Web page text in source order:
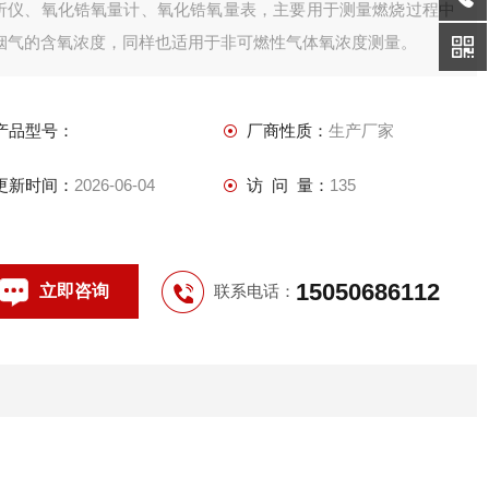
仪、氧化锆氧量计、氧化锆氧量表，主要用于测量燃烧过程中
气的含氧浓度，同样也适用于非可燃性气体氧浓度测量。
品型号： 厂商性质： 生产厂家
新时间： 2026-06-04 访 问 量： 135
立即咨询 联系电话： 15050686112